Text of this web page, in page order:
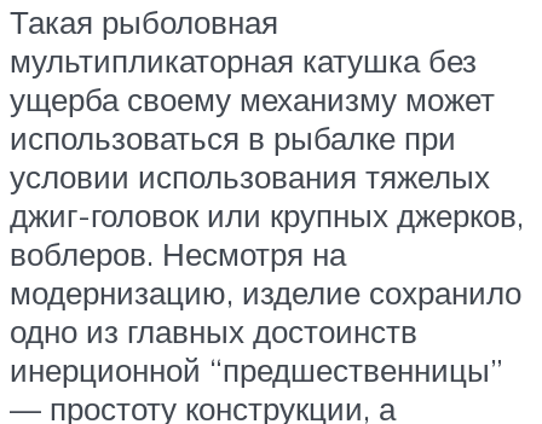
Такая рыболовная
мультипликаторная катушка без
ущерба своему механизму может
использоваться в рыбалке при
условии использования тяжелых
джиг-головок или крупных джерков,
воблеров. Несмотря на
модернизацию, изделие сохранило
одно из главных достоинств
инерционной “предшественницы”
— простоту конструкции, а